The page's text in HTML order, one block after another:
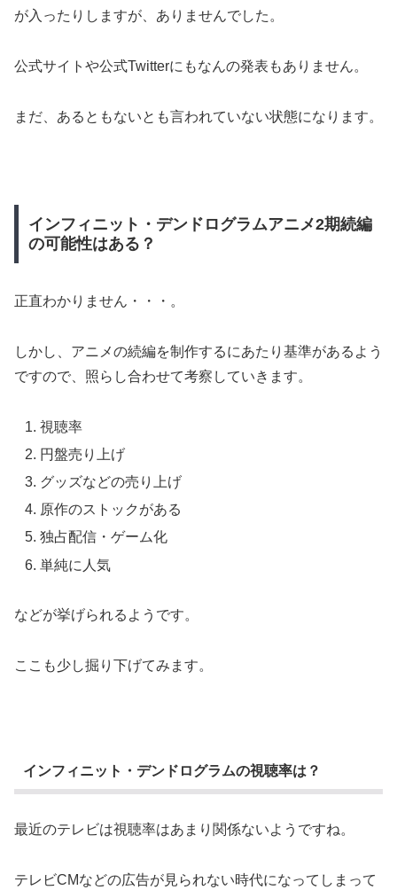
が入ったりしますが、ありませんでした。
公式サイトや公式Twitterにもなんの発表もありません。
まだ、あるともないとも言われていない状態になります。
インフィニット・デンドログラムアニメ2期続編
の可能性はある？
正直わかりません・・・。
しかし、アニメの続編を制作するにあたり基準があるよう
ですので、照らし合わせて考察していきます。
視聴率
円盤売り上げ
グッズなどの売り上げ
原作のストックがある
独占配信・ゲーム化
単純に人気
などが挙げられるようです。
ここも少し掘り下げてみます。
インフィニット・デンドログラムの視聴率は？
最近のテレビは視聴率はあまり関係ないようですね。
テレビCMなどの広告が見られない時代になってしまって